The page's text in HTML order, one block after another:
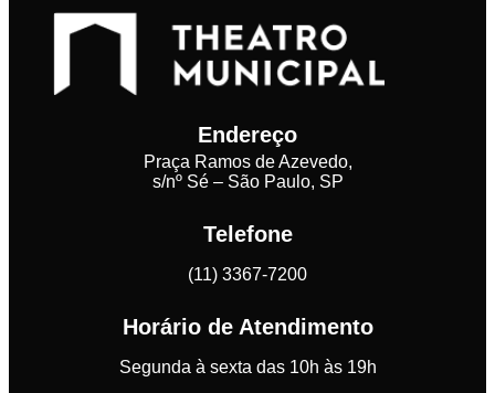
Endereço
Praça Ramos de Azevedo,
s/nº Sé – São Paulo, SP
Telefone
(11) 3367-7200
Horário de Atendimento
Segunda à sexta das 10h às 19h